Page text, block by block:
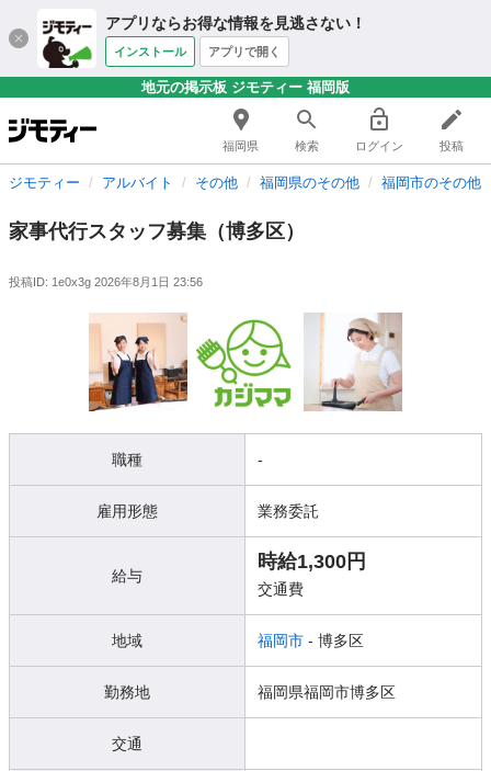
アプリならお得な情報を見逃さない！
インストール アプリで開く
地元の掲示板 ジモティー 福岡版
福岡県 検索 ログイン 投稿
ジモティー アルバイト その他 福岡県のその他 福岡市のその他
家事代行スタッフ募集（博多区）
投稿ID: 1e0x3g 2026年8月1日 23:56
職種 -
雇用形態 業務委託
給与
時給1,300円
交通費
地域 福岡市 - 博多区
勤務地 福岡県福岡市博多区
交通